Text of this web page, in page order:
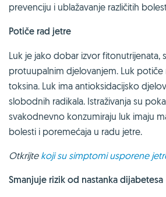
prevenciju i ublažavanje različitih
Potiče rad jetre
Luk je jako dobar izvor fitonutrijenata,
protuupalnim djelovanjem. Luk potiče
toksina. Luk ima antioksidacijsko
slobodnih radikala. Istraživanja su
svakodnevno konzumiraju luk imaju
bolesti i poremećaja u radu jetre.
Otkrijte koji su simptomi usporene
Smanjuje rizik od nastanka dijabetesa